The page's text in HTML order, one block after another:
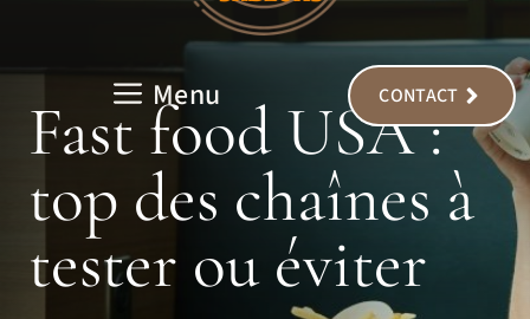
Menu CONTACT
Fast food USA :
top des chaînes à
tester ou éviter